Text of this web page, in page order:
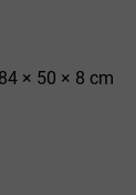
× 50 × 8 cm